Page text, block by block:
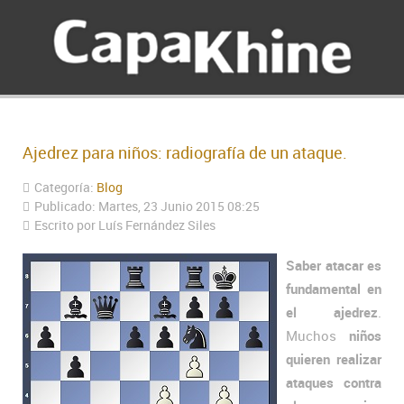
Ajedrez para niños: radiografía de un ataque.
Categoría: Blog
Publicado: Martes, 23 Junio 2015 08:25
Escrito por Luís Fernández Siles
Saber atacar es
fundamental en
el ajedrez
Muchos niños
quieren realizar
ataques contra